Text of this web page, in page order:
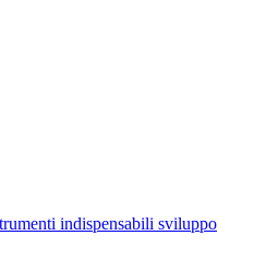
indispensabili sviluppo